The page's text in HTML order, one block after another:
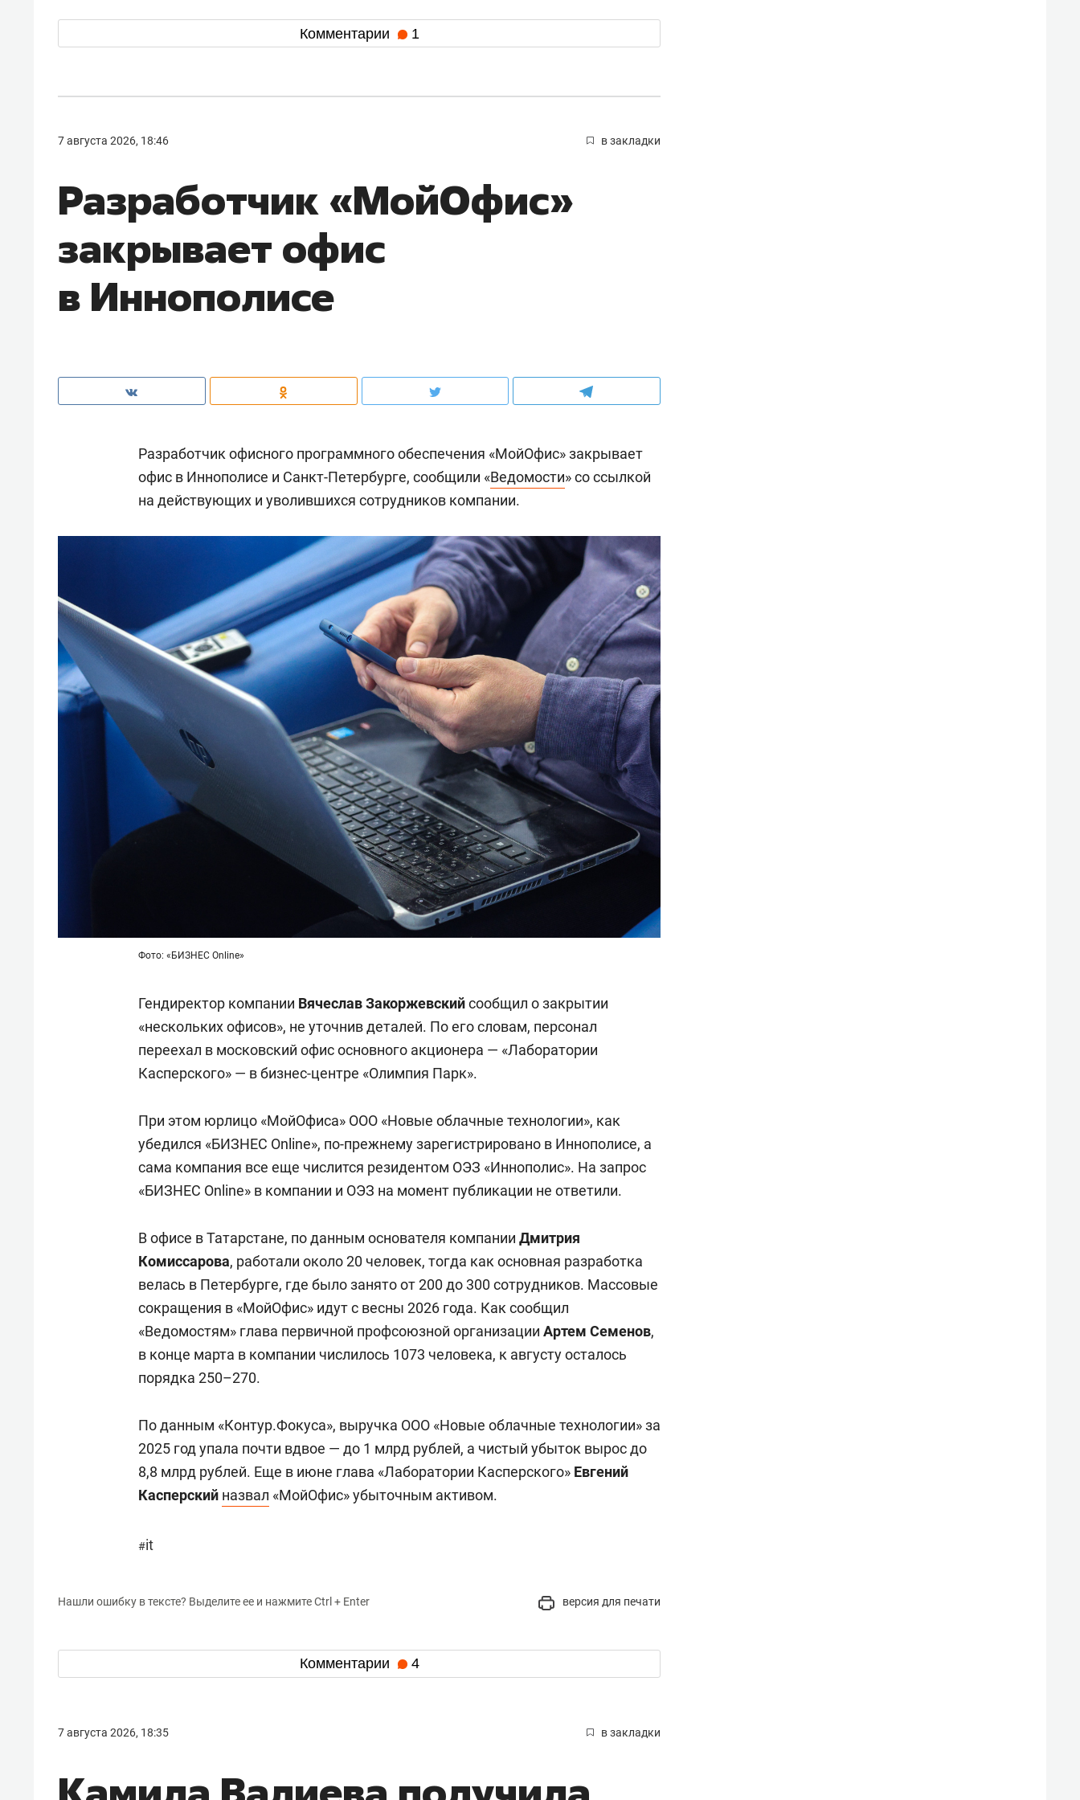
Комментарии 1
7 августа 2026, 18:46 в закладки
Разработчик «МойОфис»
закрывает офис
в Иннополисе
Разработчик офисного программного обеспечения «МойОфис» закрывает
офис в Иннополисе и Санкт-Петербурге, сообщили «Ведомости» со ссылкой
на действующих и уволившихся сотрудников компании.
Фото: «БИЗНЕС Online»
Гендиректор компании Вячеслав Закоржевскийсообщил о закрытии
«нескольких офисов», не уточнив деталей. По его словам, персонал
переехал в московский офис основного акционера — «Лаборатории
Касперского» — в бизнес-центре «Олимпия Парк».
При этом юрлицо «МойОфиса» ООО «Новые облачные технологии», как
убедился «БИЗНЕС Online», по-прежнему зарегистрировано в Иннополисе, а
сама компания все еще числится резидентом ОЭЗ «Иннополис». На запрос
«БИЗНЕС Online» в компании и ОЭЗ на момент публикации не ответили.
В офисе в Татарстане, по данным основателя компании Дмитрия
Комиссарова, работали около 20 человек, тогда как основная разработка
велась в Петербурге, где было занято от 200 до 300 сотрудников. Массовые
сокращения в «МойОфис» идут с весны 2026 года. Как сообщил
«Ведомостям» глава первичной профсоюзной организации Артем Семенов,
в конце марта в компании числилось 1073 человека, к августу осталось
порядка 250–270.
По данным «Контур.Фокуса», выручка ООО «Новые облачные технологии» за
2025 год упала почти вдвое — до 1 млрд рублей, а чистый убыток вырос до
8,8 млрд рублей. Еще в июне глава «Лаборатории Касперского» Евгений
Касперский назвал «МойОфис» убыточным активом.
#it
Нашли ошибку в тексте? Выделите ее и нажмите Ctrl + Enter версия для печати
Комментарии 4
7 августа 2026, 18:35 в закладки